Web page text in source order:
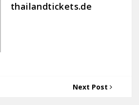
thailandtickets.de
Next Post